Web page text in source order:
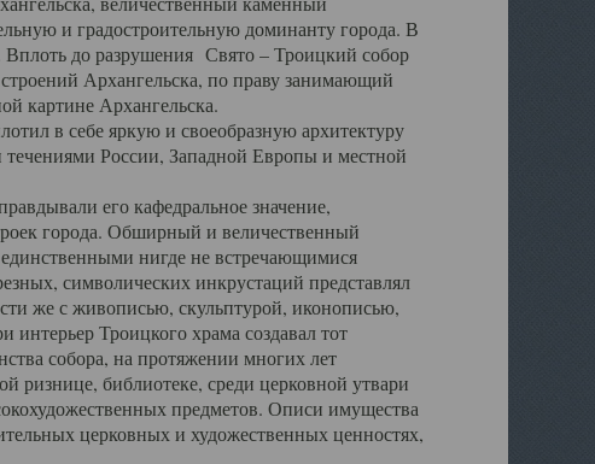
и градостроительную доминанту города. В
до разрушения Свято – Троицкий собор
Архангельска, по праву занимающий
картине Архангельска.
в себе яркую и своеобразную архитектуру
России, Западной Европы и местной
его кафедральное значение,
города. Обширный и величественный
нигде не встречающимися
символических инкрустаций представлял
же с живописью, скульптурой, иконописью,
Троицкого храма создавал тот
собора, на протяжении многих лет
ризнице, библиотеке, среди церковной утвари
предметов. Описи имущества
церковных и художественных ценностях,